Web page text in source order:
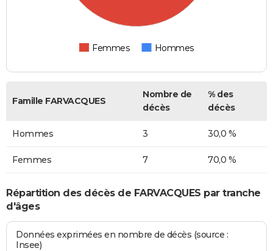
Femmes Hommes
Famille FARVACQUES
Nombre de
décès
% des
décès
Hommes 3 30,0 %
Femmes 7 70,0 %
Répartition des décès de FARVACQUES par tranche
d'âges
Données exprimées en nombre de décès (source :
Insee)